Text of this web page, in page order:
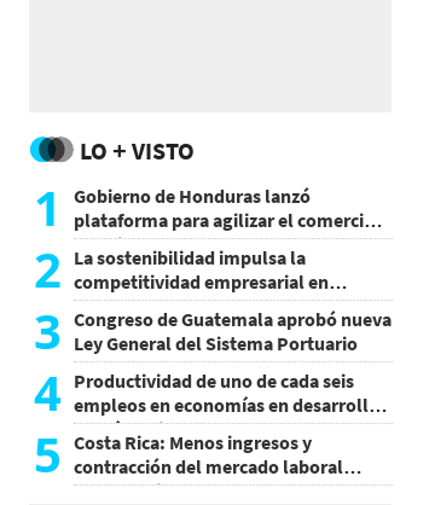
LO + VISTO
1
Gobierno de Honduras lanzó
plataforma para agilizar el comercio
exterior
2 La sostenibilidad impulsa la
competitividad empresarial en
Guatemala
3 Congreso de Guatemala aprobó nueva
Ley General del Sistema Portuario
4 Productividad de uno de cada seis
empleos en economías en desarrollo
podría mejorar por la IA
5
Costa Rica: Menos ingresos y
contracción del mercado laboral
causan baja del consumo